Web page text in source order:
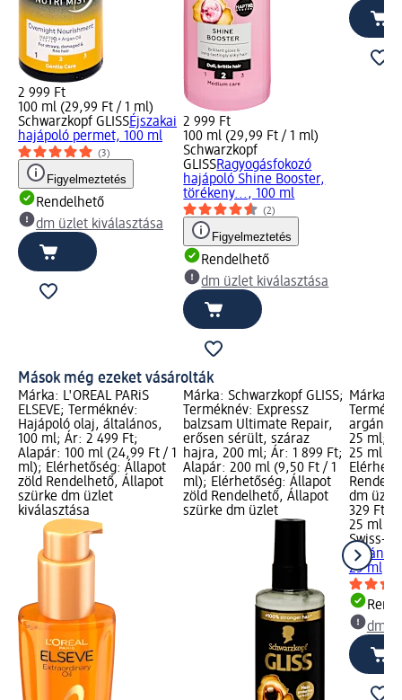
2 999 Ft
100 ml (29,99 Ft / 1 ml)
Schwarzkopf GLISSÉjszakai
hajápoló permet, 100 ml
(3)
Figyelmeztetés
Rendelhető
dm üzlet kiválasztása
2 999 Ft
100 ml (29,99 Ft / 1 ml)
Schwarzkopf
GLISSRagyogásfokozó
hajápoló Shine Booster,
törékeny..., 100 ml
(2)
Figyelmeztetés
Rendelhető
dm üzlet kiválasztása
Mások még ezeket vásárolták
Márka: L'ORÉAL PARiS
ELSEVE; Terméknév:
Hajápoló olaj, általános,
100 ml; Ár: 2 499 Ft;
Alapár: 100 ml (24,99 Ft / 1
ml); Elérhetőség: Állapot
zöld Rendelhető, Állapot
szürke dm üzlet
kiválasztása
Márka: Schwarzkopf GLISS;
Terméknév: Expressz
balzsam Ultimate Repair,
erősen sérült, száraz
hajra, 200 ml; Ár: 1 899 Ft;
Alapár: 200 ml (9,50 Ft / 1
ml); Elérhetőség: Állapot
zöld Rendelhető, Állapot
szürke dm üzlet
Márka:
25 ml;
25 ml
dm
329 Ft
25 ml
Swiss-
25 ml
dm